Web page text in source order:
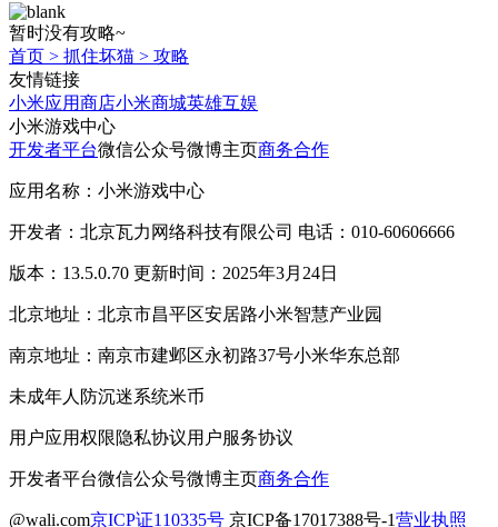
暂时没有攻略~
首页 > 抓住坏猫 > 攻略
友情链接
小米应用商店小米商城英雄互娱
小米游戏中心
开发者平台微信公众号微博主页商务合作
应用名称：小米游戏中心
开发者：北京瓦力网络科技有限公司 电话：010-60606666
版本：13.5.0.70 更新时间：2025年3月24日
北京地址：北京市昌平区安居路小米智慧产业园
南京地址：南京市建邺区永初路37号小米华东总部
未成年人防沉迷系统米币
用户应用权限隐私协议用户服务协议
开发者平台微信公众号微博主页商务合作
@wali.com京ICP证110335号 京ICP备17017388号-1营业执照